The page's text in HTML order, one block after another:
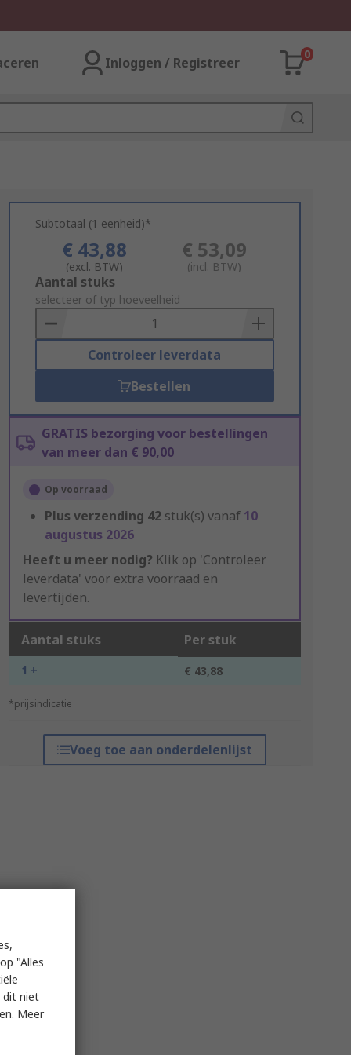
Inloggen / Registreer
0
Subtotaal (1 eenheid)*
€ 43,88
(excl. BTW)
€ 53,09
(incl. BTW)
Add
to
Basket
Aantal stuks
selecteer of typ hoeveelheid
Controleer leverdata
Bestellen
GRATIS bezorging voor bestellingen
van meer dan € 90,00
Op voorraad
Plus verzending 42 stuk(s) vanaf 10
augustus 2026
Heeft u meer nodig? Klik op 'Controleer
leverdata' voor extra voorraad en
levertijden.
Aantal stuks Per stuk
1 + € 43,88
*prijsindicatie
Voeg toe aan onderdelenlijst
"Alles
dit niet
Meer